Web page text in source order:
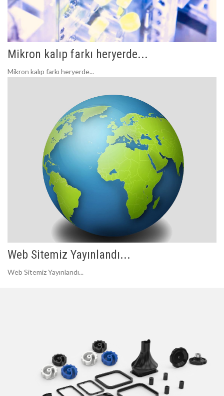
Mikron kalıp farkı heryerde...
Mikron kalıp farkı heryerde...
Web Sitemiz Yayınlandı...
Web Sitemiz Yayınlandı...